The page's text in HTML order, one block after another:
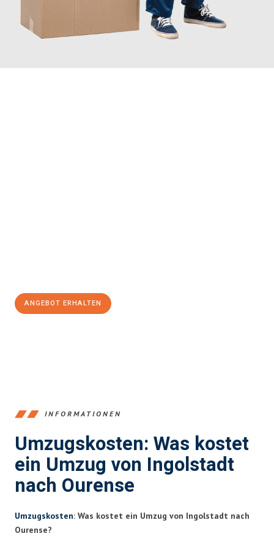
ANGEBOT ERHALTEN
INFORMATIONEN
Umzugskosten: Was kostet
ein Umzug von Ingolstadt
nach Ourense
Umzugskosten: Was kostet ein Umzug von Ingolstadt nach
Ourense?